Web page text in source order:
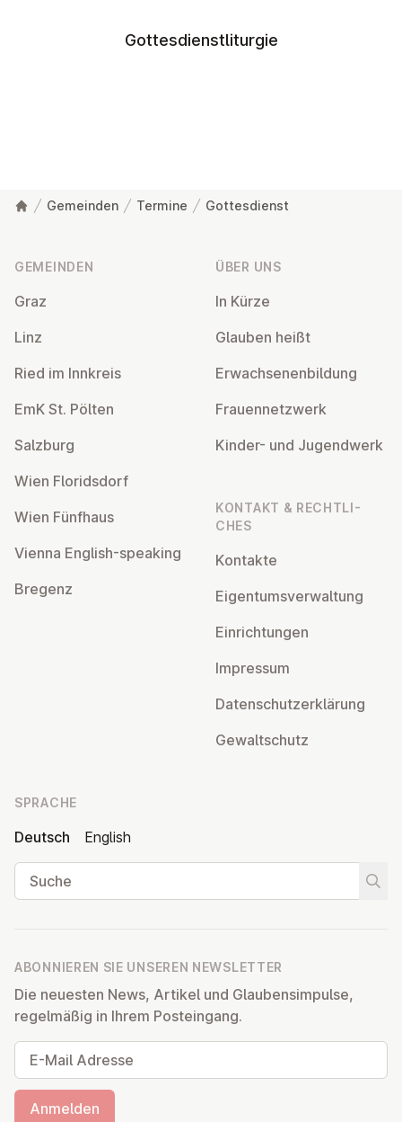
Gottesdienstliturgie
Gemeinden Termine Gottesdienst
GEMEINDEN
Graz
Linz
Ried im Innkreis
EmK St. Pölten
Salzburg
Wien Flo­rids­dorf
Wien Fünfhaus
Vienna English-speaking
Bregenz
ÜBER UNS
In Kürze
Glauben heißt
Er­wach­se­nen­bil­dung
Frau­en­netz­werk
Kinder- und Ju­gend­werk
KONTAKT & RECHT­LI­
CHES
Kontakte
Ei­gen­tums­ver­wal­tung
Ein­rich­tun­gen
Impressum
Da­ten­schutz­er­klä­rung
Ge­walt­schutz
SPRACHE
Deutsch
English
Suche
ABONNIEREN SIE UNSEREN NEWSLETTER
Die neuesten News, Artikel und Glaubensimpulse,
regelmäßig in Ihrem Posteingang.
E-Mail Adresse
Anmelden